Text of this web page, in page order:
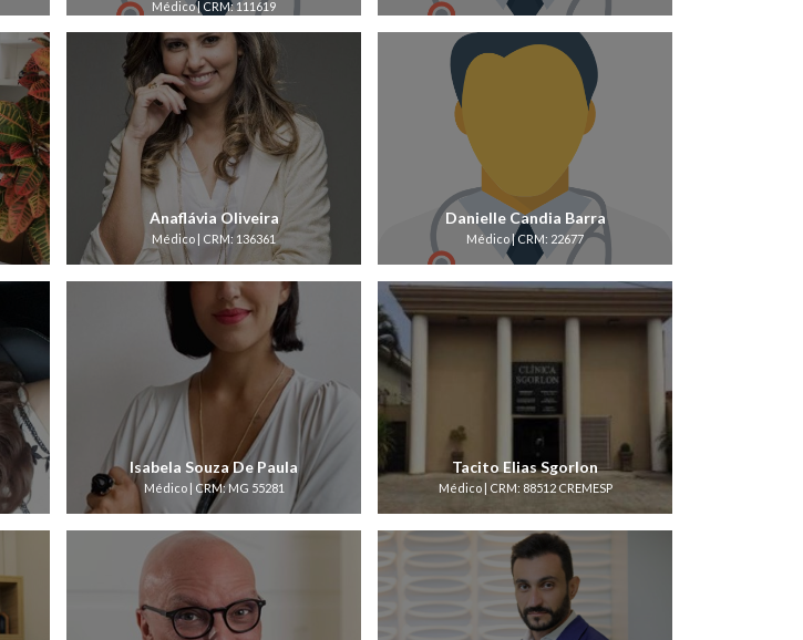
Médico | CRM: 111619
Anaflávia Oliveira
Médico | CRM: 136361
Danielle Candia Barra
Médico | CRM: 22677
Isabela Souza De Paula
Médico | CRM: MG 55281
Tacito Elias Sgorlon
Médico | CRM: 88512 CREMESP